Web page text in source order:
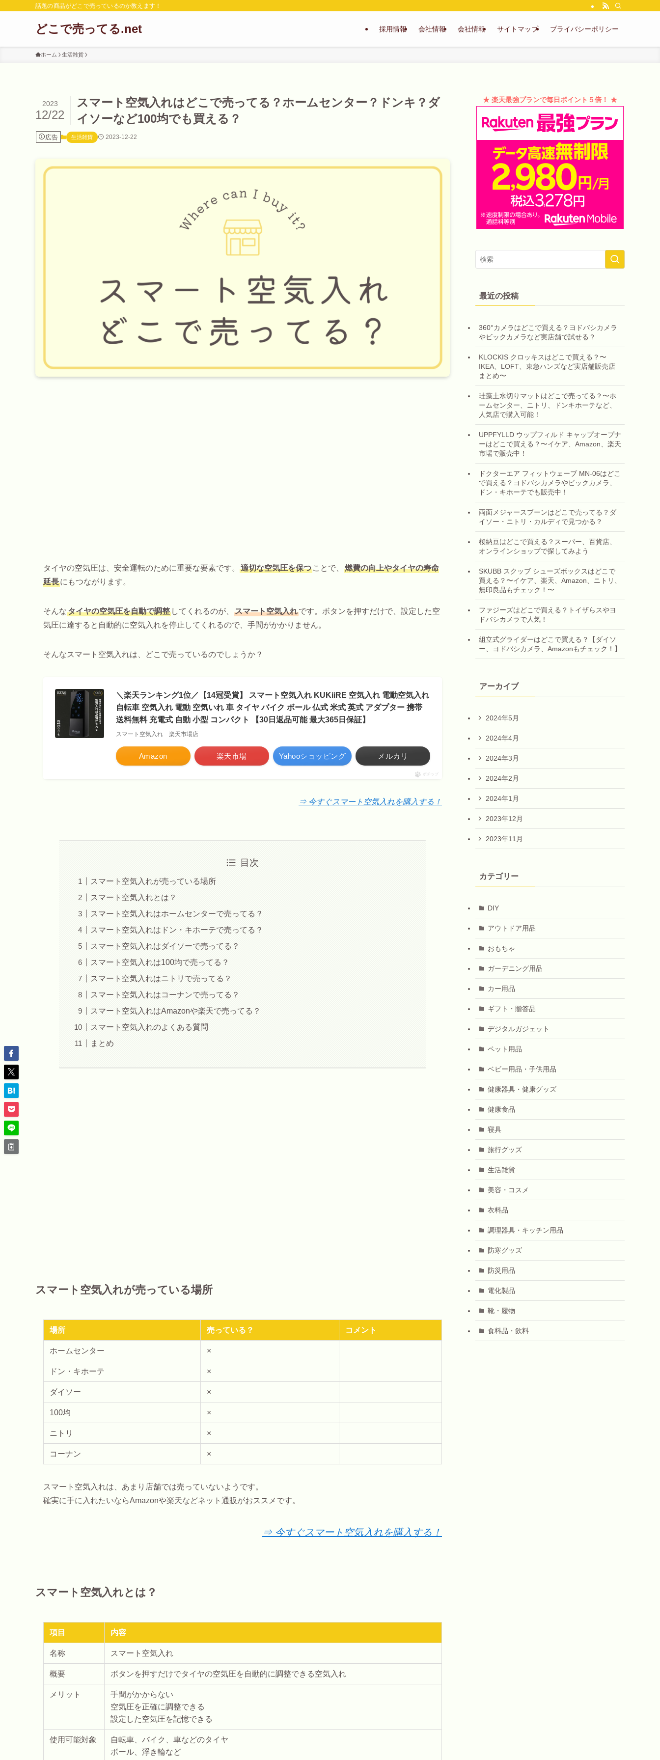
話題の商品がどこで売っているのか教えます！
どこで売ってる.net 採用情報 会社情報 会社情報 サイトマップ プライバシーポリシー
ホーム 生活雑貨
スマート空気入れはどこで売ってる？ホームセンター？ドンキ？ダ
イソーなど100均でも買える？
2023
12/22
広告 生活雑貨 2023-12-22
タイヤの空気圧は、安全運転のために重要な要素です。 適切な空気圧を保つ ことで、
燃費の向上やタイヤの寿命
延長にもつながります。
そんなタイヤの空気圧を自動で調整 してくれるのが、 スマート空気入れです。ボタンを押すだけで、設定した空
気圧に達すると自動的に空気入れを停止してくれるので、手間がかかりません。
そんなスマート空気入れは、どこで売っているのでしょうか？
＼楽天ランキング1位／【14冠受賞】 スマート空気入れ KUKiiRE 空気入れ 電動空気入れ
自転車 空気入れ 電動 空気いれ 車 タイヤ バイク ボール 仏式 米式 英式 アダプター 携帯
送料無料 充電式 自動 小型 コンパクト 【30日返品可能 最大365日保証】
スマート空気入れ 楽天市場店
Amazon 楽天市場 Yahooショッピング メルカリ
ポチップ
⇒ 今すぐスマート空気入れを購入する！
目次
スマート空気入れが売っている場所
スマート空気入れとは？
スマート空気入れはホームセンターで売ってる？
スマート空気入れはドン・キホーテで売ってる？
スマート空気入れはダイソーで売ってる？
スマート空気入れは100均で売ってる？
スマート空気入れはニトリで売ってる？
スマート空気入れはコーナンで売ってる？
スマート空気入れはAmazonや楽天で売ってる？
スマート空気入れのよくある質問
まとめ
スマート空気入れが売っている場所
場所 売っている？ コメント
ホームセンター ×
ドン・キホーテ ×
ダイソー ×
100均 ×
ニトリ ×
コーナン ×
スマート空気入れは、あまり店舗では売っていないようです。
確実に手に入れたいならAmazonや楽天などネット通販がおススメです。
⇒ 今すぐスマート空気入れを購入する！
スマート空気入れとは？
項目 内容
名称 スマート空気入れ
概要 ボタンを押すだけでタイヤの空気圧を自動的に調整できる空気入れ
メリット
手間がかからない
空気圧を正確に調整できる
設定した空気圧を記憶できる
使用可能対象
自転車、バイク、車などのタイヤ
ボール、浮き輪など
★ 楽天最強プランで毎日ポイント５倍！ ★
最近の投稿
360°カメラはどこで買える？ヨドバシカメラ
やビックカメラなど実店舗で試せる？
KLOCKIS クロッキスはどこで買える？〜
IKEA、LOFT、東急ハンズなど実店舗販売店
まとめ〜
珪藻土水切りマットはどこで売ってる？〜ホ
ームセンター、ニトリ、ドンキホーテなど、
人気店で購入可能！
UPPFYLLD ウップフィルド キャップオープナ
ーはどこで買える？〜イケア、Amazon、楽天
市場で販売中！
ドクターエア フィットウェーブ MN-06はどこ
で買える？ヨドバシカメラやビックカメラ、
ドン・キホーテでも販売中！
両面メジャースプーンはどこで売ってる？ダ
イソー・ニトリ・カルディで見つかる？
桜納豆はどこで買える？スーパー、百貨店、
オンラインショップで探してみよう
SKUBB スクッブ シューズボックスはどこで
買える？〜イケア、楽天、Amazon、ニトリ、
無印良品もチェック！〜
ファジーズはどこで買える？トイザらスやヨ
ドバシカメラで人気！
組立式グライダーはどこで買える？【ダイソ
ー、ヨドバシカメラ、Amazonもチェック！】
アーカイブ
2024年5月
2024年4月
2024年3月
2024年2月
2024年1月
2023年12月
2023年11月
カテゴリー
DIY
アウトドア用品
おもちゃ
ガーデニング用品
カー用品
ギフト・贈答品
デジタルガジェット
ペット用品
ベビー用品・子供用品
健康器具・健康グッズ
健康食品
寝具
旅行グッズ
生活雑貨
美容・コスメ
衣料品
調理器具・キッチン用品
防寒グッズ
防災用品
電化製品
靴・履物
食料品・飲料